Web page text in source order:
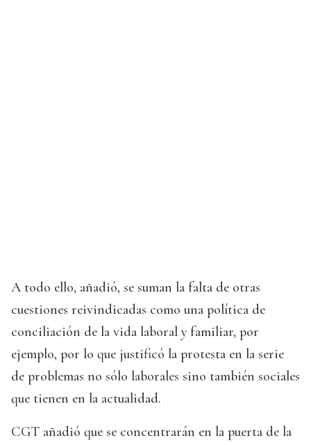
A todo ello, añadió, se suman la falta de otras
cuestiones reivindicadas como una política de
conciliación de la vida laboral y familiar, por
ejemplo, por lo que justificó la protesta en la serie
de problemas no sólo laborales sino también sociales
que tienen en la actualidad.
CGT añadió que se concentrarán en la puerta de la